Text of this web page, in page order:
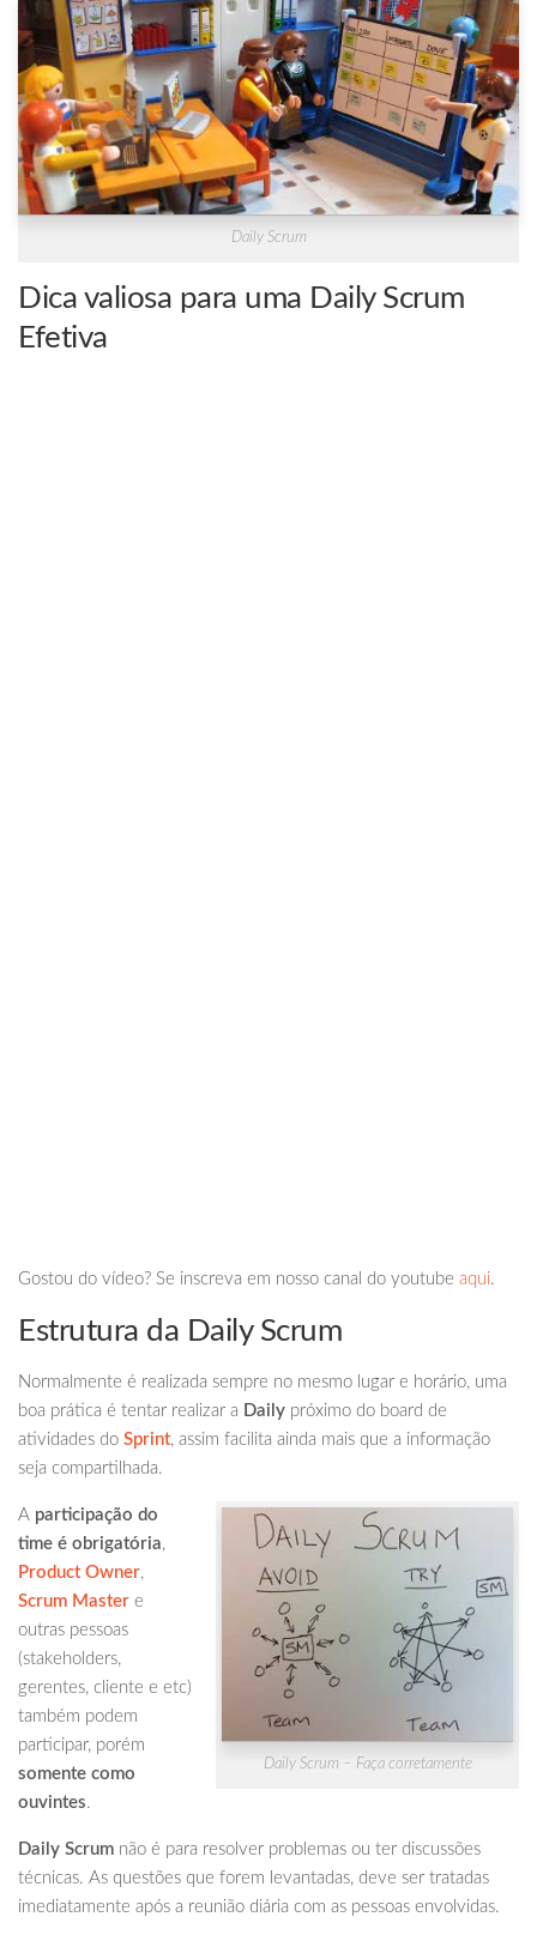
Daily Scrum
Dica valiosa para uma Daily Scrum
Efetiva
Gostou do vídeo? Se inscreva em nosso canal do youtube aqui.
Estrutura da Daily Scrum
Normalmente é realizada sempre no mesmo lugar e horário, uma
boa prática é tentar realizar a Daily próximo do board de
atividades do Sprint, assim facilita ainda mais que a informação
seja compartilhada.
Daily Scrum – Faça corretamente
A participação do
time é obrigatória,
Product Owner,
Scrum Master e
outras pessoas
(stakeholders,
gerentes, cliente e etc)
também podem
participar, porém
somente como
ouvintes.
Daily Scrum não é para resolver problemas ou ter discussões
técnicas. As questões que forem levantadas, deve ser tratadas
imediatamente após a reunião diária com as pessoas envolvidas.